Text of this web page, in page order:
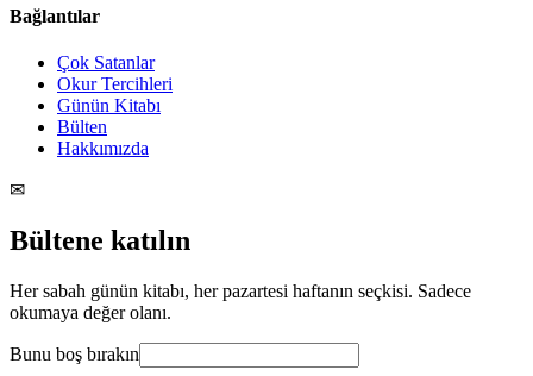
Bağlantılar
Çok Satanlar
Okur Tercihleri
Günün Kitabı
Bülten
Hakkımızda
✉
Bültene katılın
Her sabah günün kitabı, her pazartesi haftanın seçkisi. Sadece
okumaya değer olanı.
Bunu boş bırakın